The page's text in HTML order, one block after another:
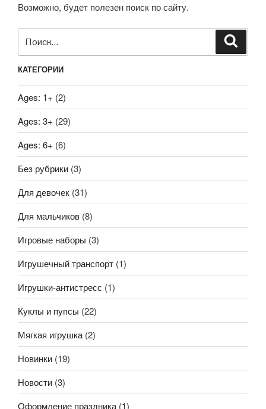
Возможно, будет полезен поиск по сайту.
КАТЕГОРИИ
Ages: 1+ (2)
Ages: 3+ (29)
Ages: 6+ (6)
Без рубрики (3)
Для девочек (31)
Для мальчиков (8)
Игровые наборы (3)
Игрушечный транспорт (1)
Игрушки-антистресс (1)
Куклы и пупсы (22)
Мягкая игрушка (2)
Новинки (19)
Новости (3)
Оформление праздника (1)